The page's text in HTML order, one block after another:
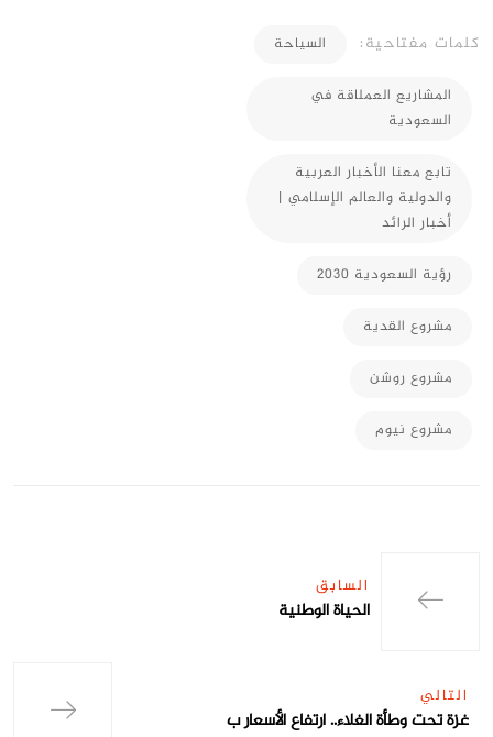
كلمات مفتاحية: السياحة
المشاريع العملاقة في
السعودية
تابع معنا الأخبار العربية
والدولية والعالم الإسلامي |
أخبار الرائد
رؤية السعودية 2030
مشروع القدية
مشروع روشن
مشروع نيوم
السابق
الحياة الوطنية
التالي
غزة تحت وطأة الغلاء.. ارتفاع الأسعار ب